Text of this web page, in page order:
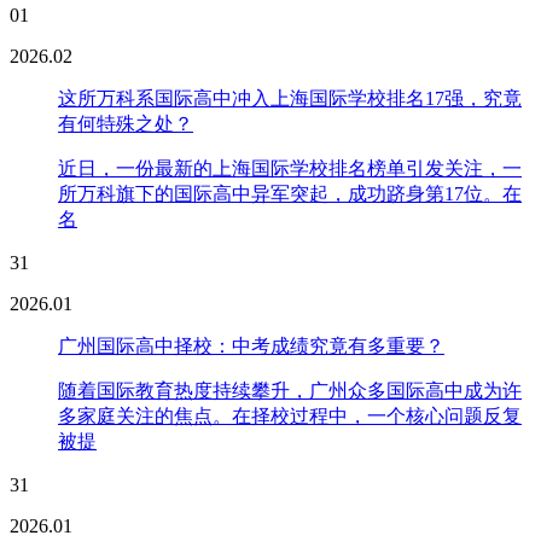
01
2026.02
这所万科系国际高中冲入上海国际学校排名17强，究竟
有何特殊之处？
近日，一份最新的上海国际学校排名榜单引发关注，一
所万科旗下的国际高中异军突起，成功跻身第17位。在
名
31
2026.01
广州国际高中择校：中考成绩究竟有多重要？
随着国际教育热度持续攀升，广州众多国际高中成为许
多家庭关注的焦点。在择校过程中，一个核心问题反复
被提
31
2026.01